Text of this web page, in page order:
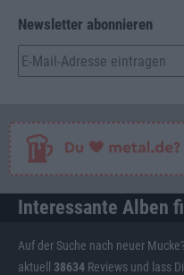
Newsletter abonnieren
Interessante Alben
Auf der Suche nach neuer
aktuell 38634 Reviews und lass